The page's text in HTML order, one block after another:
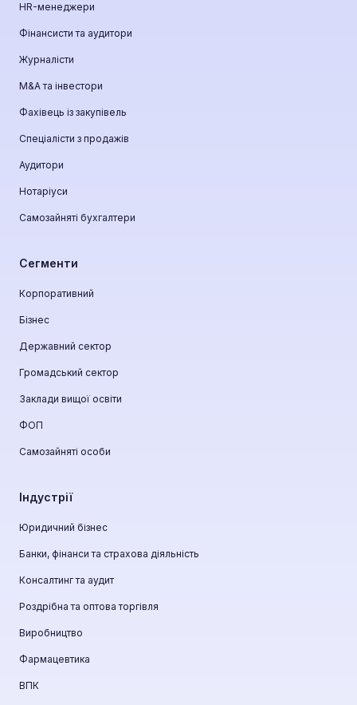
HR-менеджери
Фінансисти та аудитори
Журналісти
М&A та інвестори
Фахівець із закупівель
Спеціалісти з продажів
Аудитори
Нотаріуси
Самозайняті бухгалтери
Сегменти
Корпоративний
Бізнес
Державний сектор
Громадський сектор
Заклади вищої освіти
ФОП
Самозайняті особи
Індустрії
Юридичний бізнес
Банки, фінанси та страхова діяльність
Консалтинг та аудит
Роздрібна та оптова торгівля
Виробництво
Фармацевтика
ВПК